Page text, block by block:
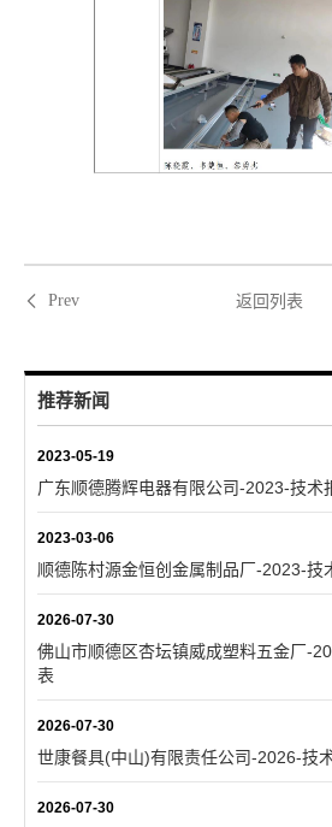
Prev 返回列表
推荐新闻
2023-05-19
广东顺德腾辉电器有限公司-2023-技术
2023-03-06
顺德陈村源金恒创金属制品厂-2023-技
2026-07-30
佛山市顺德区杏坛镇威成塑料五金厂-
表
2026-07-30
世康餐具(中山)有限责任公司-2026-技
2026-07-30